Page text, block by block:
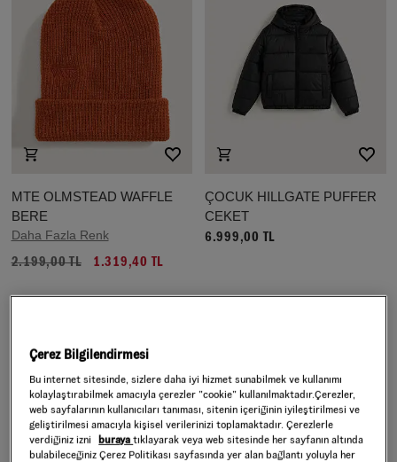
MTE OLMSTEAD WAFFLE
BERE
Daha Fazla Renk
2.199,00 TL 1.319,40 TL
ÇOCUK HILLGATE PUFFER
CEKET
6.999,00 TL
Çerez Bilgilendirmesi
Bu internet sitesinde, sizlere daha iyi hizmet sunabilmek ve kullanımı
kolaylaştırabilmek amacıyla çerezler ”cookie” kullanılmaktadır.Çerezler,
web sayfalarının kullanıcıları tanıması, sitenin içeriğinin iyileştirilmesi ve
geliştirilmesi amacıyla kişisel verilerinizi toplamaktadır. Çerezlerle
verdiğiniz izni
burayatıklayarak veya web sitesinde her sayfanın altında
bulabileceğiniz Çerez Politikası sayfasında yer alan bağlantı yoluyla her